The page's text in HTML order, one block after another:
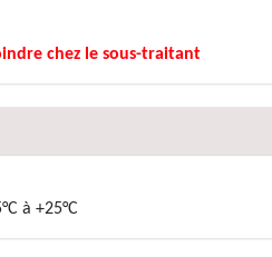
chez le sous-traitant
à +25°C